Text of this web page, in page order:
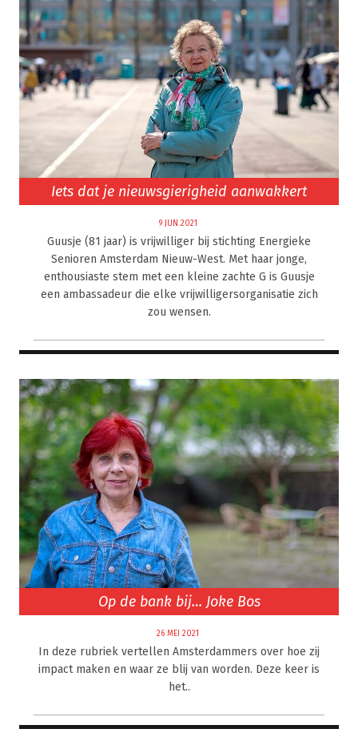
Iets dat je nieuwsgierigheid aanwakkert
9 JUN 2021
Guusje (81 jaar) is vrijwilliger bij stichting Energieke
Senioren Amsterdam Nieuw-West. Met haar jonge,
enthousiaste stem met een kleine zachte G is Guusje
een ambassadeur die elke vrijwilligersorganisatie zich
zou wensen.
Op de bank bij… Joke Bos
26 MEI 2021
In deze rubriek vertellen Amsterdammers over hoe zij
impact maken en waar ze blij van worden. Deze keer is
het..